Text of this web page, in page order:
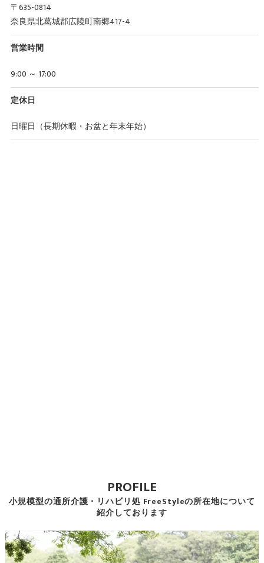
〒635-0814
奈良県北葛城郡広陵町南郷417-4
営業時間
9:00 ～ 17:00
定休日
日曜日（長期休暇・お盆と年末年始）
小規模型の通所介護・リハビリ処 FreeStyleの所在地について
紹介しております
PROFILE